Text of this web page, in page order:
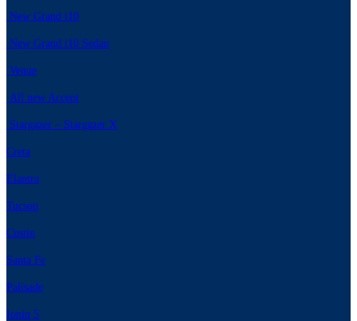
New Grand i10
New Grand i10 Sedan
Venue
All new Accent
Stargazer – Stargazer X
Creta
Elantra
Tucson
Custin
Santa Fe
Palisade
Ioniq 5